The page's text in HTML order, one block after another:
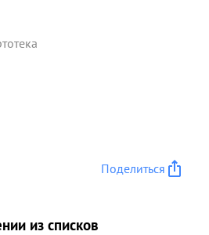
Поделиться
из списков